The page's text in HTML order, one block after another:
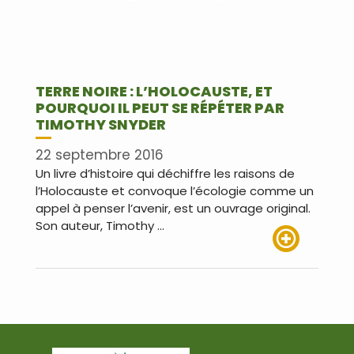
TERRE NOIRE : L’HOLOCAUSTE, ET
POURQUOI IL PEUT SE RÉPÉTER PAR
TIMOTHY SNYDER
22 septembre 2016
Un livre d’histoire qui déchiffre les raisons de
l’Holocauste et convoque l’écologie comme un
appel à penser l’avenir, est un ouvrage original.
Son auteur, Timothy …